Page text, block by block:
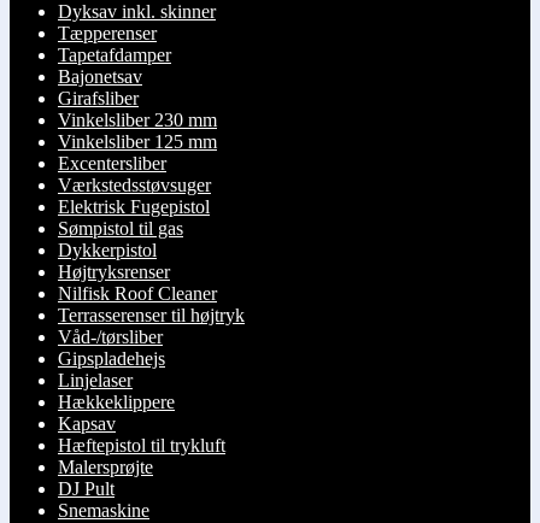
Dyksav inkl. skinner
Tæpperenser
Tapetafdamper
Bajonetsav
Girafsliber
Vinkelsliber 230 mm
Vinkelsliber 125 mm
Excentersliber
Værkstedsstøvsuger
Elektrisk Fugepistol
Sømpistol til gas
Dykkerpistol
Højtryksrenser
Nilfisk Roof Cleaner
Terrasserenser til højtryk
Våd-/tørsliber
Gipspladehejs
Linjelaser
Hækkeklippere
Kapsav
Hæftepistol til trykluft
Malersprøjte
DJ Pult
Snemaskine